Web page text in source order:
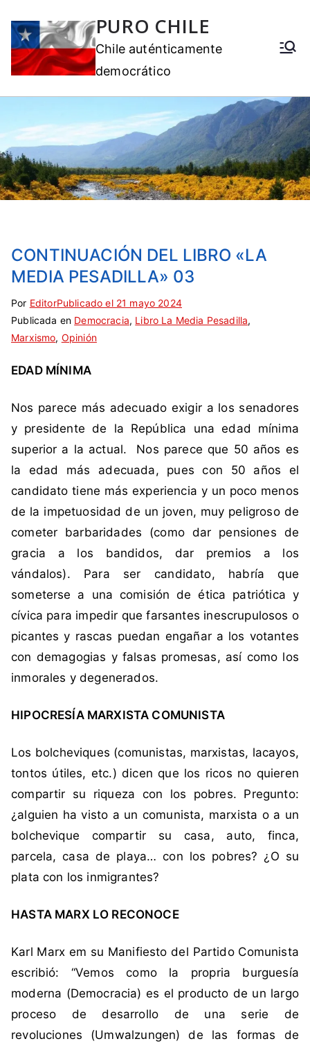
PURO CHILE
Chile auténticamente
democrático
CONTINUACIÓN DEL LIBRO «LA
MEDIA PESADILLA» 03
Por EditorPublicado el 21 mayo 2024
Publicada en Democracia, Libro La Media Pesadilla,
Marxismo, Opinión
E
t
i
u
t
a
c
o
m
o
o
l
c
h
e
q
e
,
d
o
c
r
a
i
d
a
d
m
S
i
n
o
e
n
r
i
o
s
EDAD MÍNIMA
Nos parece más adecuado exigir a los senadores
y presidente de la República una edad mínima
superior a la actual. Nos parece que 50 años es
la edad más adecuada, pues con 50 años el
candidato tiene más experiencia y un poco menos
de la impetuosidad de un joven, muy peligroso de
cometer barbaridades (como dar pensiones de
gracia a los bandidos, dar premios a los
vándalos). Para ser candidato, habría que
someterse a una comisión de ética patriótica y
cívica para impedir que farsantes inescrupulosos o
picantes y rascas puedan engañar a los votantes
con demagogias y falsas promesas, así como los
inmorales y degenerados.
HIPOCRESÍA MARXISTA COMUNISTA
Los bolcheviques (comunistas, marxistas, lacayos,
tontos útiles, etc.) dicen que los ricos no quieren
compartir su riqueza con los pobres. Pregunto:
¿alguien ha visto a un comunista, marxista o a un
bolchevique compartir su casa, auto, finca,
parcela, casa de playa… con los pobres? ¿O su
plata con los inmigrantes?
HASTA MARX LO RECONOCE
Karl Marx em su Manifiesto del Partido Comunista
escribió: “Vemos como la propria burguesía
moderna (Democracia) es el producto de un largo
proceso de desarrollo de una serie de
revoluciones (Umwalzungen) de las formas de